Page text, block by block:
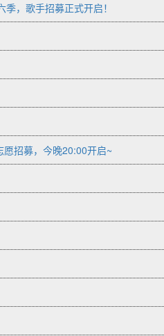
，歌手招募正式开启！
愿招募，今晚20:00开启~